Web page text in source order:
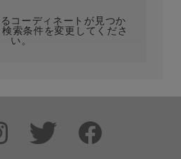
コーディネートが見つか
索条件を変更してくださ
い。